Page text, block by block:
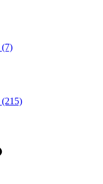
(7)
(215)